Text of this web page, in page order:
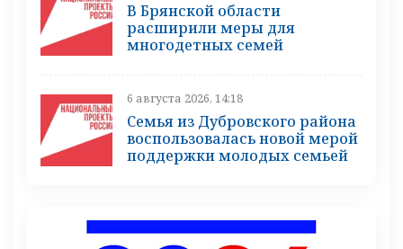
В Брянской области
расширили меры для
многодетных семей
6 августа 2026, 14:18
Семья из Дубровского района
воспользовалась новой мерой
поддержки молодых семьей